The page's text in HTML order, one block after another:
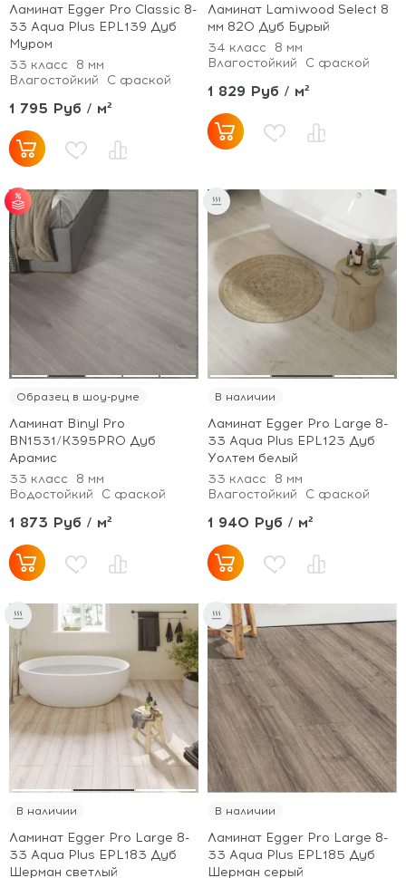
Ламинат Egger Pro Classic 8-
33 Aqua Plus EPL139 Дуб
Муром
33 класс
8 мм
Влагостойкий
С фаской
1 795 Руб / м²
Ламинат Lamiwood Select 8
мм 820 Дуб Бурый
34 класс
8 мм
Влагостойкий
С фаской
1 829 Руб / м²
от 55 м² - скидка 5%;
от 100 м² - скидка
Образец в шоу-руме
Ламинат Binyl Pro
BN1531/K395PRO Дуб
Арамис
33 класс
8 мм
Водостойкий
С фаской
1 873 Руб / м²
В наличии
Ламинат Egger Pro Large 8-
33 Aqua Plus EPL123 Дуб
Уолтем белый
33 класс
8 мм
Влагостойкий
С фаской
1 940 Руб / м²
В наличии
Ламинат Egger Pro Large 8-
33 Aqua Plus EPL183 Дуб
Шерман светлый
В наличии
Ламинат Egger Pro Large 8-
33 Aqua Plus EPL185 Дуб
Шерман серый